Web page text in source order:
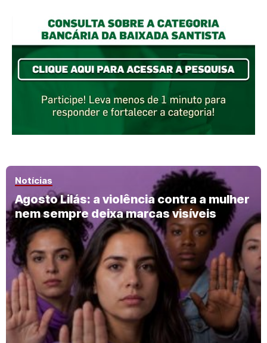
Notícias
Agosto Lilás: a violência contra a mulher
nem sempre deixa marcas visíveis